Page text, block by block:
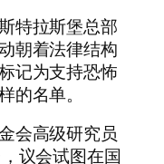
特拉斯堡总部
朝着法律结构
记为支持恐怖
的名单。
会高级研究员
议会试图在国